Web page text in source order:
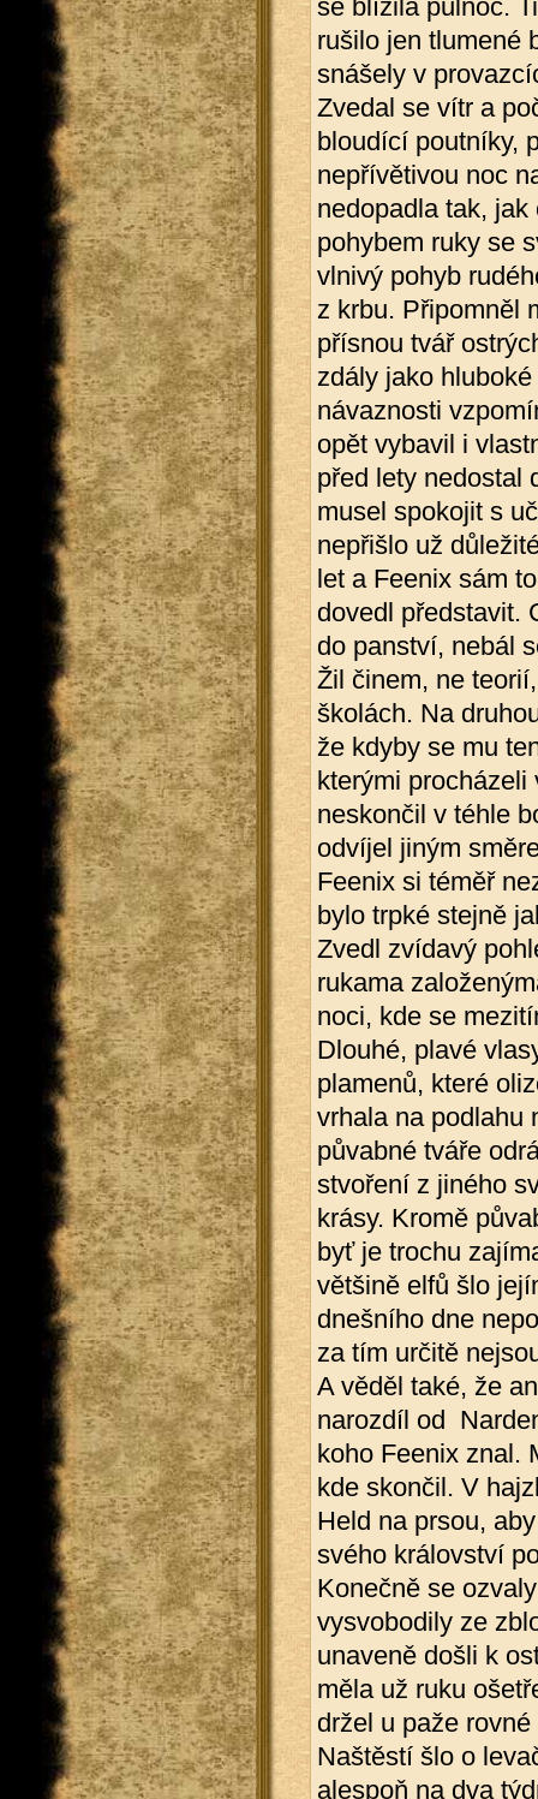
se blížila půlnoc.
rušilo jen tlumené
snášely v
Zvedal se vítr a
bloudící poutníky,
nepřívětivou noc
nedopadla tak,
pohybem ruky se
vlnivý pohyb
z krbu. Připomněl
přísnou tvář
zdály jako
návaznosti
opět vybavil i
před lety nedostal
musel spokojit s
nepřišlo už
let a Feenix sám
dovedl představit.
do panství, nebál
Žil činem, ne
školách. Na
že kdyby se mu
kterými procházeli
neskončil v téhle
odvíjel jiným
Feenix si téměř
bylo trpké stejně
Zvedl zvídavý
rukama
noci, kde se
Dlouhé, plavé
plamenů, které
vrhala na podlahu
půvabné tváře
stvoření z jiného
krásy. Kromě
byť je trochu
většině elfů šlo
dnešního dne
za tím určitě
A věděl také, že
narozdíl od
koho Feenix znal.
kde skončil. V
Held na prsou,
svého království
Konečně se
vysvobodily ze
unaveně došli k
měla už ruku
držel u paže
Naštěstí šlo o
alespoň na dva